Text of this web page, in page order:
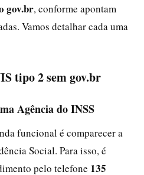
gov.br, conforme apontam
Vamos detalhar cada uma
tipo 2 sem gov.br
Agência do INSS
funcional é comparecer a
Social. Para isso, é
pelo telefone 135